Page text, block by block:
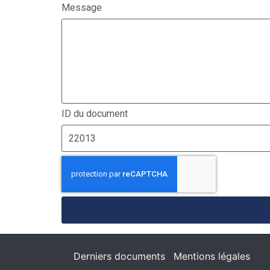
Message
ID du document
Derniers documents Mentions légales